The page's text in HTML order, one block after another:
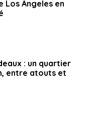
Los Angeles en
: un quartier
entre atouts et